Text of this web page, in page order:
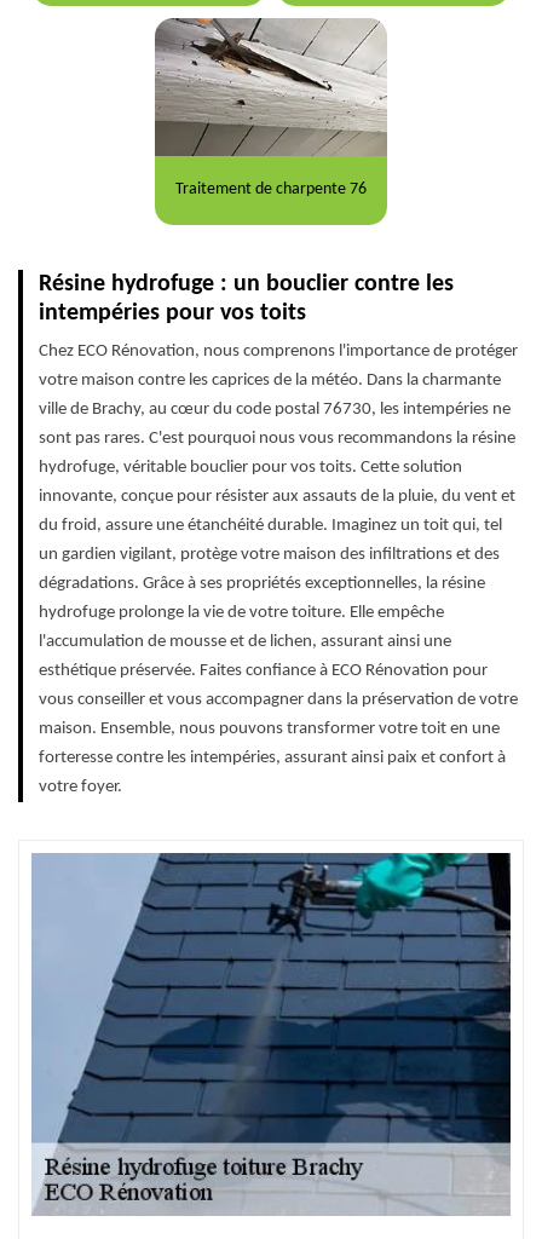
Traitement de charpente 76
Résine hydrofuge : un bouclier contre les
intempéries pour vos toits
Chez ECO Rénovation, nous comprenons l'importance de protéger
votre maison contre les caprices de la météo. Dans la charmante
ville de Brachy, au cœur du code postal 76730, les intempéries ne
sont pas rares. C'est pourquoi nous vous recommandons la résine
hydrofuge, véritable bouclier pour vos toits. Cette solution
innovante, conçue pour résister aux assauts de la pluie, du vent et
du froid, assure une étanchéité durable. Imaginez un toit qui, tel
un gardien vigilant, protège votre maison des infiltrations et des
dégradations. Grâce à ses propriétés exceptionnelles, la résine
hydrofuge prolonge la vie de votre toiture. Elle empêche
l'accumulation de mousse et de lichen, assurant ainsi une
esthétique préservée. Faites confiance à ECO Rénovation pour
vous conseiller et vous accompagner dans la préservation de votre
maison. Ensemble, nous pouvons transformer votre toit en une
forteresse contre les intempéries, assurant ainsi paix et confort à
votre foyer.